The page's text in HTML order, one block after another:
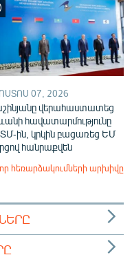
07, 2026
վերահաստատեց
հավատարմությունը
ին, կրկին բացառեց ԵՄ
հանրաքվեն
հեռարձակումների արխիվը